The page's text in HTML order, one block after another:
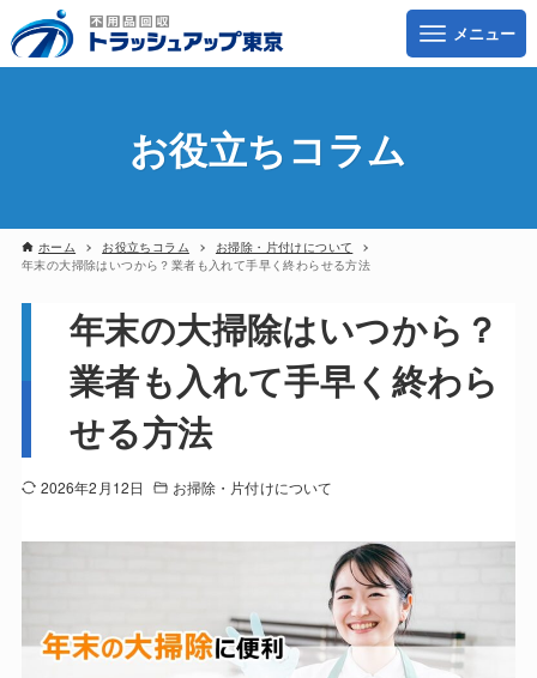
お役立ちコラム
ホーム お役立ちコラム
お掃除・片付けについて
年末の大掃除はいつから？業者も入れて手早く終わらせる方法
年末の大掃除はいつから？
業者も入れて手早く終わら
せる方法
2026年2月12日 お掃除・片付けについて